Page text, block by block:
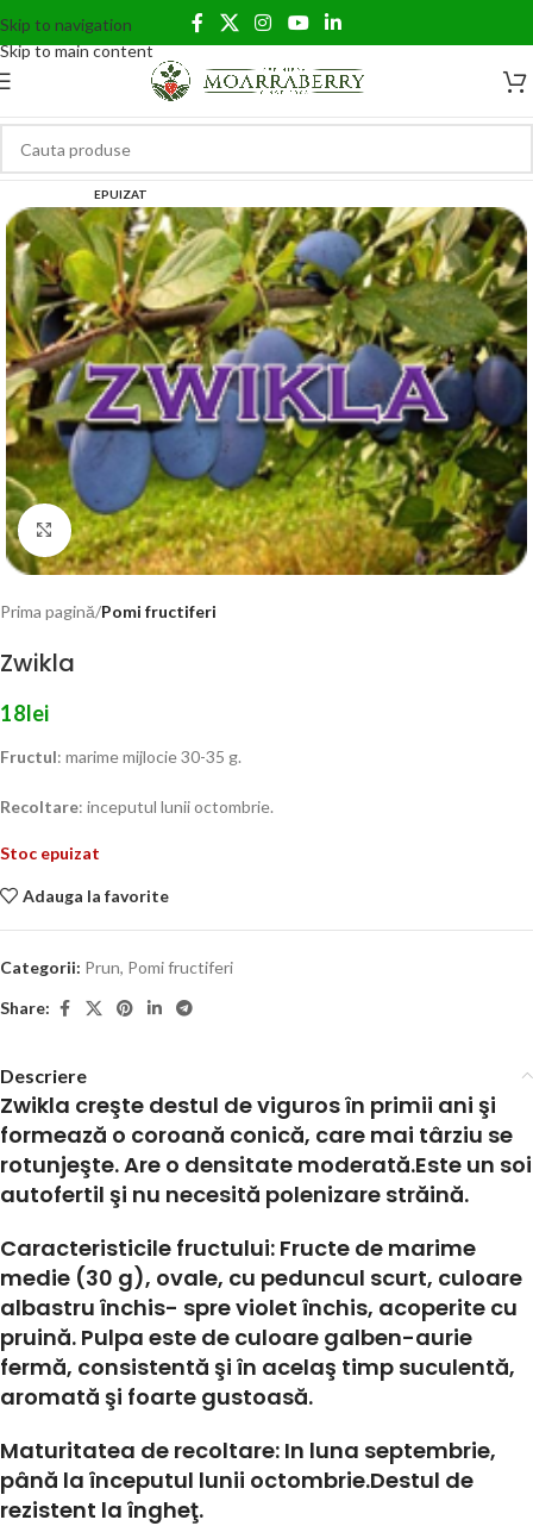
Skip to navigation
Skip to main content
EPUIZAT
Click to enlarge
Prima pagină Pomi fructiferi
Zwikla
18lei
Fructul: marime mijlocie 30-35 g.
Recoltare: inceputul lunii octombrie.
Stoc epuizat
Adauga la favorite
Categorii: Prun, Pomi fructiferi
Share:
Descriere
Zwikla creşte destul de viguros în primii ani şi
formează o coroană conică, care mai târziu se
rotunjeşte. Are o densitate moderată.Este un soi
autofertil şi nu necesită polenizare străină.
Caracteristicile fructului: Fructe de marime
medie (30 g), ovale, cu peduncul scurt, culoare
albastru închis- spre violet închis, acoperite cu
pruină. Pulpa este de culoare galben-aurie
fermă, consistentă şi în acelaş timp suculentă,
aromată şi foarte gustoasă.
Maturitatea de recoltare: In luna septembrie,
până la începutul lunii octombrie.Destul de
rezistent la îngheţ.